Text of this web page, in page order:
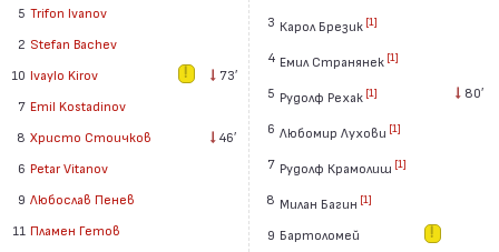
5 Trifon Ivanov
2 Stefan Bachev
10 Ivaylo Kirov
73′
7 Emil Kostadinov
8 Христо Стоичков
46′
6 Petar Vitanov
9 Любослав Пенев
11 Пламен Гетов
3 Карол Брезик [1]
4 Eмил Странянек [1]
5 Рудолф Рехак [1] 80′
6 Любомир Лухови [1]
7 Рудолф Крамолиш [1]
8 Милан Багин [1]
9 Бартоломей